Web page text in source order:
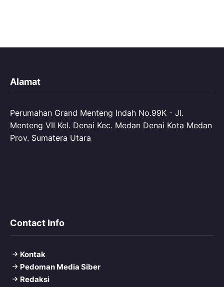
Alamat
Perumahan Grand Menteng Indah No.99K - Jl.
Menteng VII Kel. Denai Kec. Medan Denai Kota Medan
Prov. Sumatera Utara
Contact Info
Kontak
Pedoman Media Siber
Redaksi